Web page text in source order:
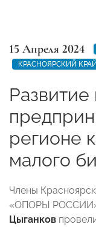
15 Апреля 2024
КРАСНОЯРСКИЙ КРАЙ
регионе
малого
Члены
«ОПОРЫ
Цыганков